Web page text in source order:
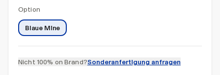
Option
Blaue Mine
Nicht 100% on Brand?Sonderanfertigung anfragen